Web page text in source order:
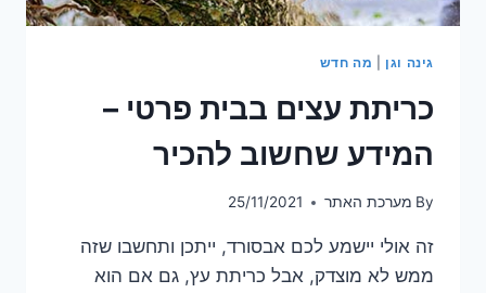
גינה וגן מה חדש
כריתת עצים בבית פרטי –
המידע שחשוב להכיר
By מערכת האתר 25/11/2021
זה אולי יישמע לכם אבסורד, ייתכן ותחשבו שזה
ממש לא מוצדק, אבל כריתת עץ, גם אם הוא